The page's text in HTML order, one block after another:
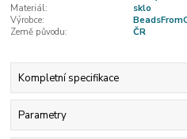
Materiál:
sklo
Výrobce:
Země původu:
ČR
Kompletní specifikace
Parametry